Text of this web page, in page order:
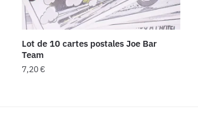
Lot de 10 cartes postales Joe Bar
Team
7,20€